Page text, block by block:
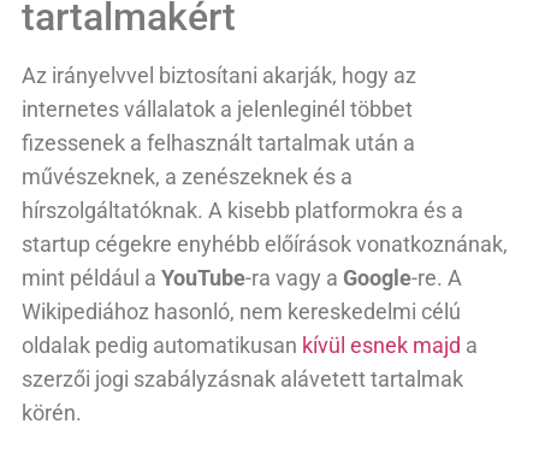
tartalmakért
Az irányelvvel biztosítani akarják, hogy az
internetes vállalatok a jelenleginél többet
fizessenek a felhasznált tartalmak után a
művészeknek, a zenészeknek és a
hírszolgáltatóknak. A kisebb platformokra és a
startup cégekre enyhébb előírások vonatkoznának,
mint például a YouTube-ra vagy a Google-re. A
Wikipediához hasonló, nem kereskedelmi célú
oldalak pedig automatikusan kívül esnek majd a
szerzői jogi szabályzásnak alávetett tartalmak
körén.